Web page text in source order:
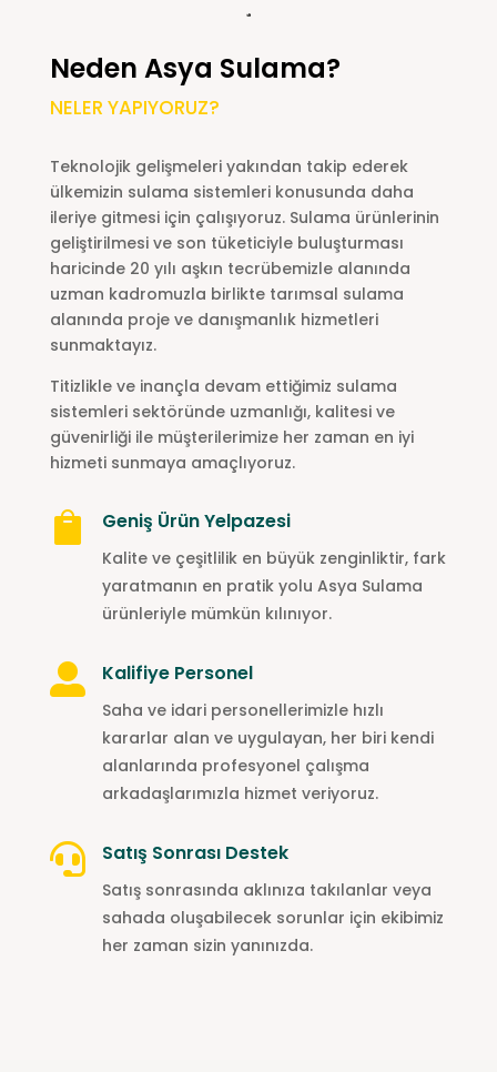
Neden Asya Sulama?
NELER YAPIYORUZ?
Teknolojik gelişmeleri yakından takip ederek
ülkemizin sulama sistemleri konusunda daha
ileriye gitmesi için çalışıyoruz. Sulama ürünlerinin
geliştirilmesi ve son tüketiciyle buluşturması
haricinde 20 yılı aşkın tecrübemizle alanında
uzman kadromuzla birlikte tarımsal sulama
alanında proje ve danışmanlık hizmetleri
sunmaktayız.
Titizlikle ve inançla devam ettiğimiz sulama
sistemleri sektöründe uzmanlığı, kalitesi ve
güvenirliği ile müşterilerimize her zaman en iyi
hizmeti sunmaya amaçlıyoruz.
 Geniş Ürün Yelpazesi
Kalite ve çeşitlilik en büyük zenginliktir, fark
yaratmanın en pratik yolu Asya Sulama
ürünleriyle mümkün kılınıyor.
 Kalifiye Personel
Saha ve idari personellerimizle hızlı
kararlar alan ve uygulayan, her biri kendi
alanlarında profesyonel çalışma
arkadaşlarımızla hizmet veriyoruz.
 Satış Sonrası Destek
Satış sonrasında aklınıza takılanlar veya
sahada oluşabilecek sorunlar için ekibimiz
her zaman sizin yanınızda.